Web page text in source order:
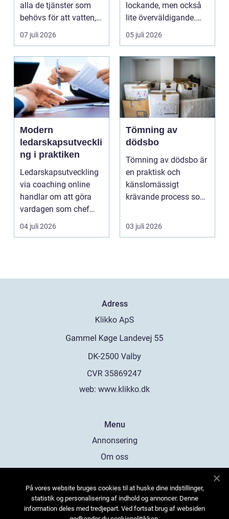
alla de tjänster som
behövs för att vatten,
värme och avlopp ...
07 juli 2026
lockande, men också
lite överväldigande.
Utbudet är stor...
05 juli 2026
Modern
ledarskapsutveckli
ng i praktiken
Ledarskapsutveckling
via coaching online
handlar om att göra
vardagen som chef
både mer h...
04 juli 2026
Tömning av
dödsbo
Tömning av dödsbo är
en praktisk och
känslomässigt
krävande process som
gång ell...
03 juli 2026
Adress
web: www.klikko.dk
Menu
Annonsering
Om oss
Kontakta oss
Sitemap
På vores website bruges cookies til at huske dine indstillinger,
statistik og personalisering af indhold og annoncer. Denne
information deles med tredjepart. Ved fortsat brug af websiden